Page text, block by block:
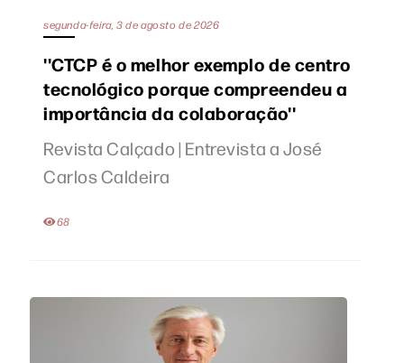
segunda-feira, 3 de agosto de 2026
''CTCP é o melhor exemplo de centro
tecnológico porque compreendeu a
importância da colaboração''
Revista Calçado | Entrevista a José
Carlos Caldeira
68